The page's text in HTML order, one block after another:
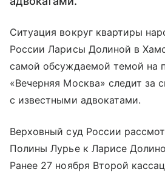
Ситуация вокруг квартиры
России Ларисы Долиной в
самой обсуждаемой темой на
«Вечерняя Москва» следит за
с известными адвокатами.
Верховный суд России
Полины Лурье к Ларисе
Ранее 27 ноября Второй